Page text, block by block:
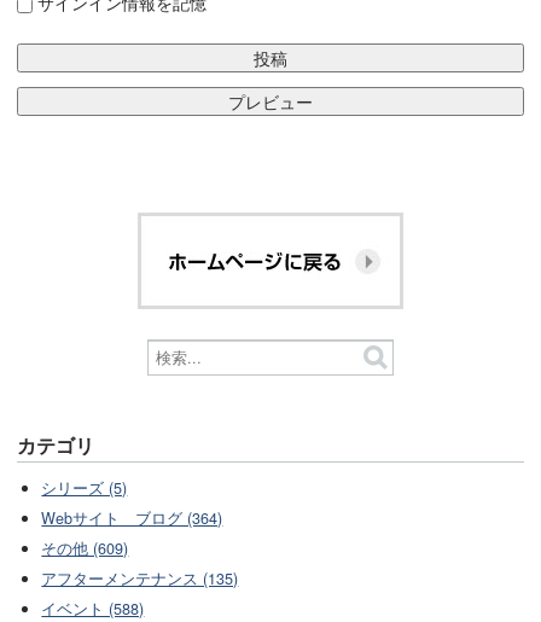
カテゴリ
シリーズ (5)
Webサイト ブログ (364)
その他 (609)
アフターメンテナンス (135)
イベント (588)